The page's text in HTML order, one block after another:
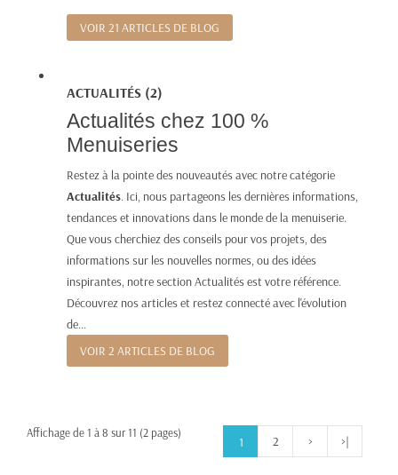
VOIR 21 ARTICLES DE BLOG
ACTUALITÉS (2)
Actualités chez 100 %
Menuiseries
Restez à la pointe des nouveautés avec notre catégorie
Actualités. Ici, nous partageons les dernières informations,
tendances et innovations dans le monde de la menuiserie.
Que vous cherchiez des conseils pour vos projets, des
informations sur les nouvelles normes, ou des idées
inspirantes, notre section Actualités est votre référence.
Découvrez nos articles et restez connecté avec l'évolution
de...
VOIR 2 ARTICLES DE BLOG
1 2 > >|
Affichage de 1 à 8 sur 11 (2 pages)